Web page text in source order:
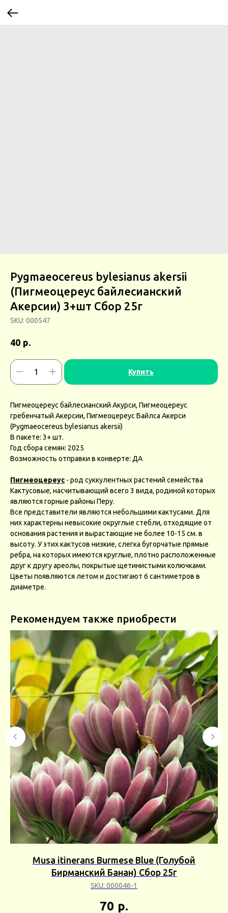
Pygmaeocereus bylesianus akersii
(Пигмеоцереус байлесианский
Акерсии) 3+шт Сбор 25г
SKU: 000547
40 р.
Купить
Пигмеоцереус байлесианский Акурси, Пигмеоцереус
гребенчатый Акерсии, Пигмеоцереус Байлса Акерси
(Pygmaeocereus bylesianus akersii)
В пакете: 3+ шт.
Год сбора семян: 2025
Возможность отправки в конверте: ДА
Пигмеоцереус - род суккулентных растений семейства
Кактусовые, насчитывающий всего 3 вида, родиной которых
являются горные районы Перу.
Все представители являются небольшими кактусами. Для
них характерны невысокие округлые стебли, отходящие от
основания растения и вырастающие не более 10-15 см. в
высоту. У этих кактусов низкие, слегка бугорчатые прямые
ребра, на которых имеются круглые, плотно расположенные
друг к другу ареолы, покрытые щетинистыми колючками.
Цветы появляются летом и достигают 6 сантиметров в
диаметре.
Рекомендуем также приобрести
Musa itinerans Burmese Blue (Голубой
Бирманский Банан) Сбор 25г
SKU: 000046-1
70 р.